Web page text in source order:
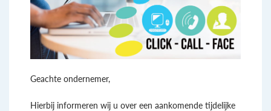
Geachte ondernemer,
Hierbij informeren wij u over een aankomende tijdelijke